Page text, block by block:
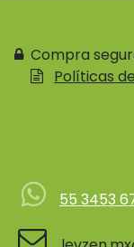
Compra
Políticas
55 3453